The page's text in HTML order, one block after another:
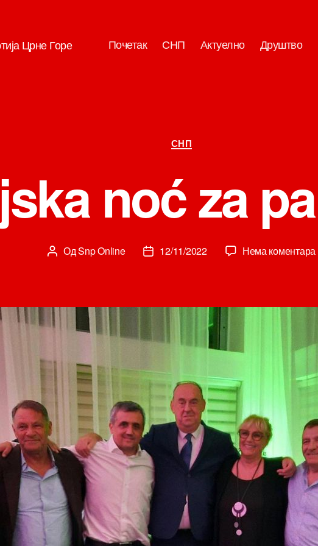
Црне Горе Почетак СНП Актуелно Друштво
Категорије
СНП
noć za
Аутор
ОдSnp Online
Датум
12/11/2022 Нема коментара